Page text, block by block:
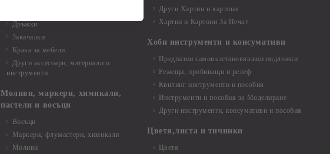
Дръжки
Закачалки
Крака за мебели
Други аксесоари, материали и
инструменти
Моливи, маркери, химикали,
пастели и восъци
Восъци
Маркери, флумастери, химикали
Моливи
Други Хартии и картони
Хартии и Картони За Печат
Хоби инструменти и консумативи
Предпазни самовъзстановяващи подложки
Режещи, пробиващи и релеф
Квилинг инструменти и пособия
Инструменти и пособия за Моделиране
Други инструменти, консумативи и пособия
Цветя,листа и тичинки
Цветя